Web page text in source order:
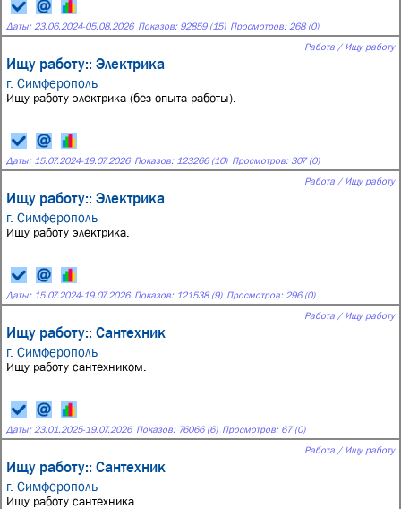
Даты: 23.06.2024-05.08.2026 Показов: 92859 (15) Просмотров: 268 (0)
Работа / Ищу работу
Ищу работу:: Электрика
г. Симферополь
Ищу работу электрика (без опыта работы).
Даты: 15.07.2024-19.07.2026 Показов: 123266 (10) Просмотров: 307 (0)
Работа / Ищу работу
Ищу работу:: Электрика
г. Симферополь
Ищу работу электрика.
Даты: 15.07.2024-19.07.2026 Показов: 121538 (9) Просмотров: 296 (0)
Работа / Ищу работу
Ищу работу:: Сантехник
г. Симферополь
Ищу работу сантехником.
Даты: 23.01.2025-19.07.2026 Показов: 76066 (6) Просмотров: 67 (0)
Работа / Ищу работу
Ищу работу:: Сантехник
г. Симферополь
Ищу работу сантехника.